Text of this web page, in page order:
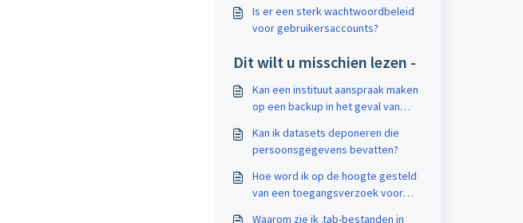
gebruikspatronen gedetecteerd?
Is er een sterk wachtwoordbeleid
voor gebruikersaccounts?
Dit wilt u misschien lezen -
Kan een instituut aanspraak maken
op een backup in het geval van
ongeluk een draft dataset
verwijdert?
Kan ik datasets deponeren die
persoonsgegevens bevatten?
Hoe word ik op de hoogte gesteld
van een toegangsverzoek voor
Waarom zie ik .tab-bestanden in